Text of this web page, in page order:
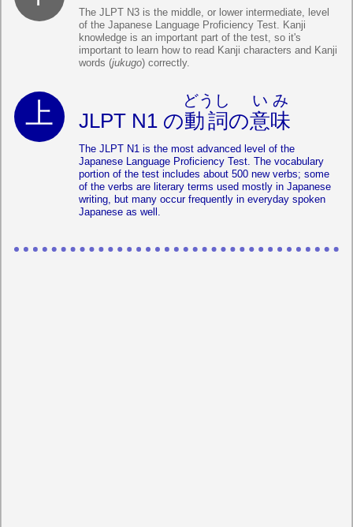
The JLPT N3 is the middle, or lower intermediate, level
of the Japanese Language Proficiency Test. Kanji
knowledge is an important part of the test, so it's
important to learn how to read Kanji characters and Kanji
words (jukugo) correctly.
JLPT N1 の動詞
どうし
の意味
いみ
The JLPT N1 is the most advanced level of the
Japanese Language Proficiency Test. The vocabulary
portion of the test includes about 500 new verbs; some
of the verbs are literary terms used mostly in Japanese
writing, but many occur frequently in everyday spoken
Japanese as well.